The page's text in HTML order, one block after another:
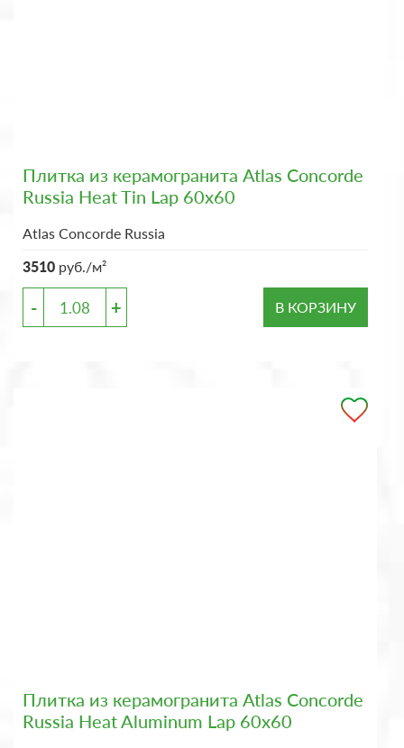
Плитка из керамогранита Atlas Concorde
Russia Heat Tin Lap 60x60
Atlas Concorde Russia
3510 руб./м²
- + В КОРЗИНУ
Плитка из керамогранита Atlas Concorde
Russia Heat Aluminum Lap 60x60